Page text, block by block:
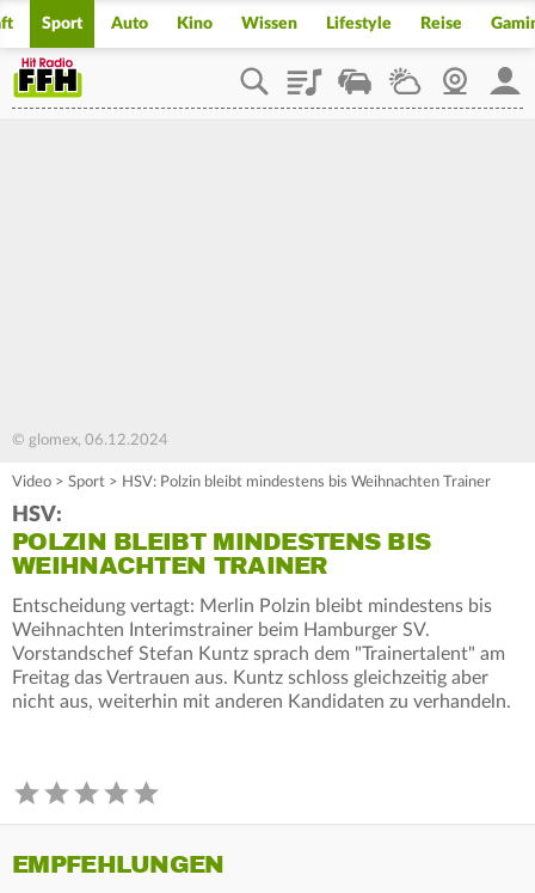
Sport Auto Kino Wissen Lifestyle Reise
PlaylistStaupilotWetterWebcam
© glomex, 06.12.2024
Video > Sport > HSV: Polzin bleibt mindestens bis Weihnachten Trainer
HSV:
POLZIN BLEIBT MINDESTENS BIS
WEIHNACHTEN TRAINER
Entscheidung vertagt: Merlin Polzin bleibt mindestens bis
Weihnachten Interimstrainer beim Hamburger SV.
Vorstandschef Stefan Kuntz sprach dem "Trainertalent" am
Freitag das Vertrauen aus. Kuntz schloss gleichzeitig aber
nicht aus, weiterhin mit anderen Kandidaten zu verhandeln.
EMPFEHLUNGEN